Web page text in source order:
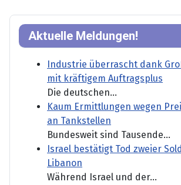
Aktuelle Meldungen!
Industrie überrascht dank
mit kräftigem Auftragsplus
Die deutschen...
Kaum Ermittlungen wegen
an Tankstellen
Bundesweit sind Tausende...
Israel bestätigt Tod zweier
Libanon
Während Israel und der...